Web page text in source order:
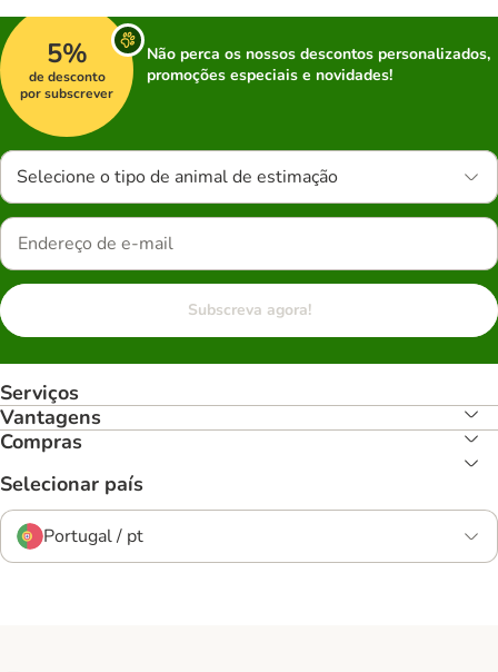
5%
de desconto
por subscrever
Não perca os nossos descontos personalizados,
promoções especiais e novidades!
Selecione o tipo de animal de estimação
Subscreva agora!
Serviços
Vantagens
Compras
Selecionar país
Portugal / pt